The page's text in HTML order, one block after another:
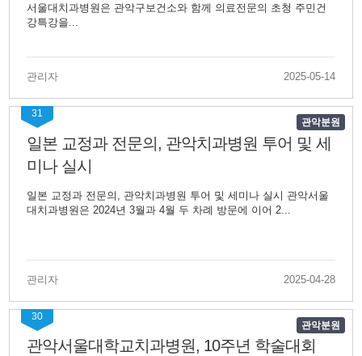
서울대치과병원은 관악구보건소와 함께 의료전문의 초청 주민건
강특강을...
관리자 2025-05-14
31
관악분원
일본 교정과 전문의, 관악치과병원 투어 및 세
미나 실시
일본 교정과 전문의, 관악치과병원 투어 및 세미나 실시 관악서울
대치과병원은 2024년 3월과 4월 두 차례 방문에 이어 2...
관리자 2025-04-28
30
관악분원
관악서울대학교치과병원, 10주년 학술대회